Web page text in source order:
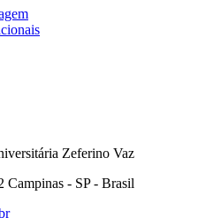
Zeferino Vaz
Campinas - SP - Brasil